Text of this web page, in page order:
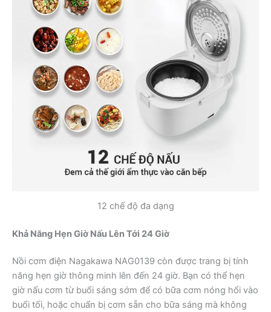
12 chế độ đa dạng
Khả Năng Hẹn Giờ Nấu Lên Tới 24 Giờ
Nồi cơm điện Nagakawa NAG0139 còn được trang bị tính
năng hẹn giờ thông minh lên đến 24 giờ. Bạn có thể hẹn
giờ nấu cơm từ buổi sáng sớm để có bữa cơm nóng hổi vào
buổi tối, hoặc chuẩn bị cơm sẵn cho bữa sáng mà không